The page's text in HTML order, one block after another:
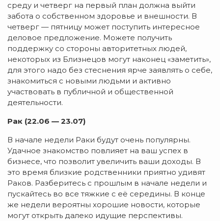
среду и четверг на первый план должна выйти
забота о собственном здоровье и внешности. В
четверг — пятницу может поступить интересное
деловое предложение. Можете получить
поддержку со стороны авторитетных людей,
некоторых из Близнецов могут наконец «заметить»,
для этого надо без стеснения ярче заявлять о себе,
знакомиться с новыми людьми и активно
участвовать в публичной и общественной
деятельности.
Рак (22.06 — 23.07)
В начале недели Раки будут очень популярны.
Удачное знакомство повлияет на ваш успех в
бизнесе, что позволит увеличить ваши доходы. В
это время близкие родственники приятно удивят
Раков. Разберитесь с прошлым в начале недели и
пускайтесь во все тяжкие с её середины. В конце
же недели вероятны хорошие новости, которые
могут открыть далеко идущие перспективы.